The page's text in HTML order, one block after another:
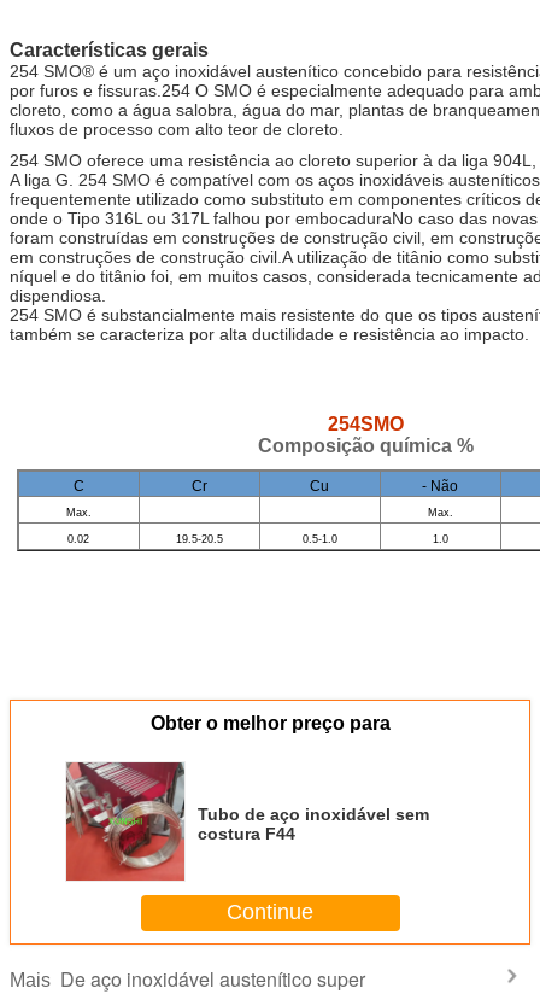
Características gerais
254 SMO® é um aço inoxidável austenítico concebido para
por furos e fissuras.254 O SMO é especialmente adequado para
cloreto, como a água salobra, água do mar, plantas de
fluxos de processo com alto teor de cloreto.
254 SMO oferece uma resistência ao cloreto superior à da liga
A liga G. 254 SMO é compatível com os aços inoxidáveis
frequentemente utilizado como substituto em componentes críticos
onde o Tipo 316L ou 317L falhou por embocaduraNo caso das
foram construídas em construções de construção civil, em
em construções de construção civil. A utilização de titânio como
níquel e do titânio foi, em muitos casos, considerada tecnicamente
dispendiosa.
254 SMO é substancialmente mais resistente do que os tipos
também se caracteriza por alta ductilidade e resistência ao impacto.
254SMO
Composição química %
C Cr Cu - Não
Max. Max.
0.02 19.5-20.5 0.5-1.0 1.0
Obter o melhor preço para
Tubo de aço inoxidável sem
costura F44
Continue
Mais De aço inoxidável austenítico super